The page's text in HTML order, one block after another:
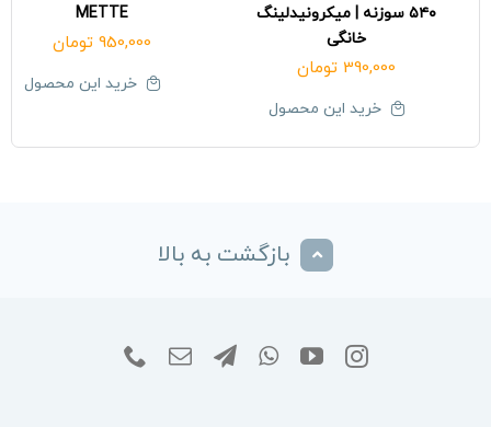
۵۴۰ سوزنه | میکرونیدلینگ
خانگی
390,000 تومان
خرید این محصول
METTE
950,000 تومان
خرید این محصول
بازگشت به بالا